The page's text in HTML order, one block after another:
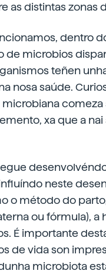
as distintas zonas
dentro
de microbios
teñen
nosa saúde.
comeza
xa que a
neste
o método do
ou fórmula), a
É importante
de vida son
microbiota